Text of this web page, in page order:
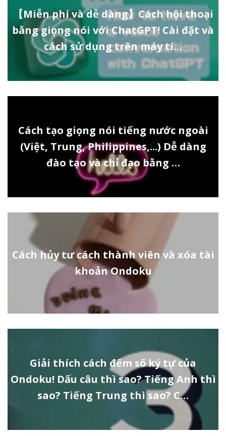
【Miễn phí và dễ dàng】Cách hội thoại
bằng giọng nói với ChatGPT! Cài đặt và
cách sử dụng trên máy tí…
Cách tạo giọng nói tiếng nước ngoài
(Việt, Trung, Philippines,...) Dễ dàng
đào tạo và chỉ đạo bằng …
Cách hủy tư cách thành viên và xóa tài
khoản Ondoku
Giải thích cách đếm số ký tự của
Ondoku! Dấu câu thì sao? Tiếng Anh thì
sao? Tiếng Trung thì sao? C…